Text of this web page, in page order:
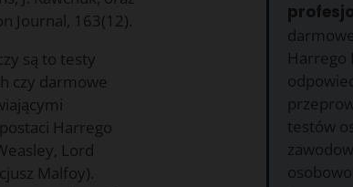
Journal, 163(12).
są to testy
czy darmowe
Harrego
Lord
Malfoy).
Harrego
testów